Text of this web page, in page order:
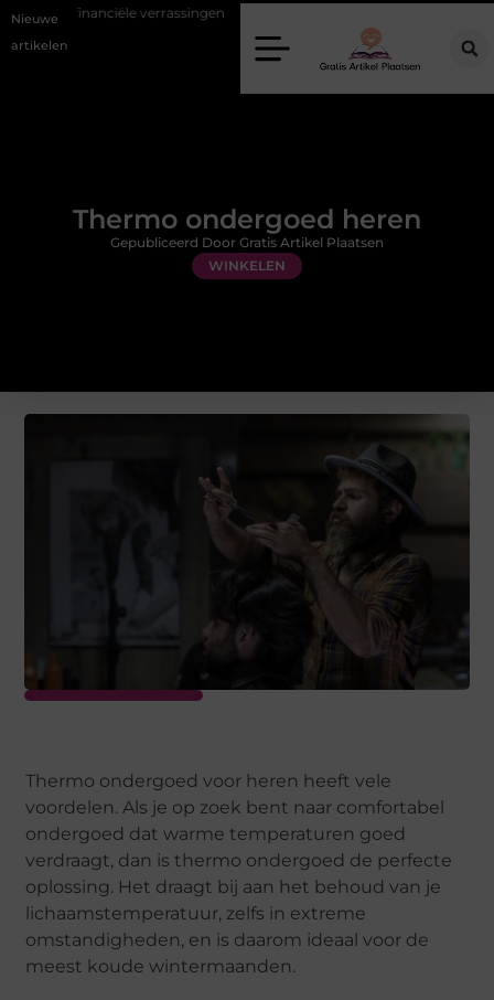
Nieuwe
artikelen
verrassingen Gemiddelde tarieven van een dierenarts in Arnhem
Thermo ondergoed heren
WINKELEN
Gepubliceerd Door Gratis Artikel Plaatsen
Thermo ondergoed voor heren heeft vele
voordelen. Als je op zoek bent naar comfortabel
ondergoed dat warme temperaturen goed
verdraagt, dan is thermo ondergoed de perfecte
oplossing. Het draagt bij aan het behoud van je
lichaamstemperatuur, zelfs in extreme
omstandigheden, en is daarom ideaal voor de
meest koude wintermaanden.